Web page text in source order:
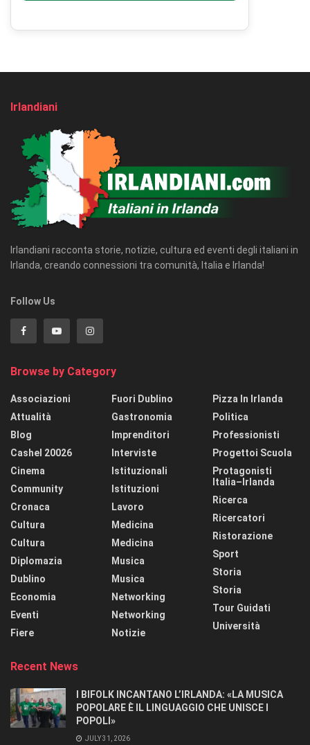
Irlandiani
Irlandiani racconta storie, notizie, cultura ed eventi degli italiani in
Irlanda, creando connessioni tra comunità, Italia e Irlanda!
Follow Us
Browse by Category
Associazioni
Attualità
Blog
Cashel 20026
Cinema
Community
Cronaca
Cultura
Cultura
Diplomazia
Dublino
Economia
Eventi
Fiere
Fuori Dublino
Gastronomia
Imprenditori
Interviste
Istituzionali
Istituzioni
Lavoro
Medicina
Medicina
Musica
Musica
Networking
Networking
Notizie
Pizza In Irlanda
Politica
Professionisti
Progettoi Scuola
Protagonisti
Italia–Irlanda
Ricerca
Ricercatori
Ristorazione
Sport
Storia
Storia
Tour Guidati
Università
Recent News
I BIFOLK INCANTANO L’IRLANDA: «LA MUSICA
POPOLARE È IL LINGUAGGIO CHE UNISCE I
POPOLI»
JULY 31, 2026